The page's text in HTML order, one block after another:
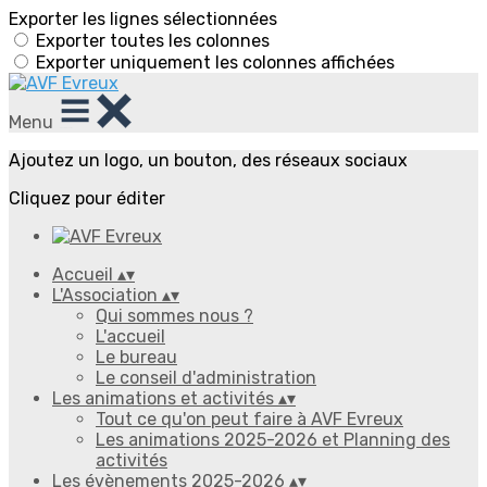
Exporter les lignes sélectionnées
Exporter toutes les colonnes
Exporter uniquement les colonnes affichées
Menu
Ajoutez un logo, un bouton, des réseaux sociaux
Cliquez pour éditer
Accueil ▴▾
L'Association ▴▾
Qui sommes nous ?
L'accueil
Le bureau
Le conseil d'administration
Les animations et activités ▴▾
Tout ce qu'on peut faire à AVF Evreux
Les animations 2025-2026 et Planning des
activités
Les évènements 2025-2026 ▴▾